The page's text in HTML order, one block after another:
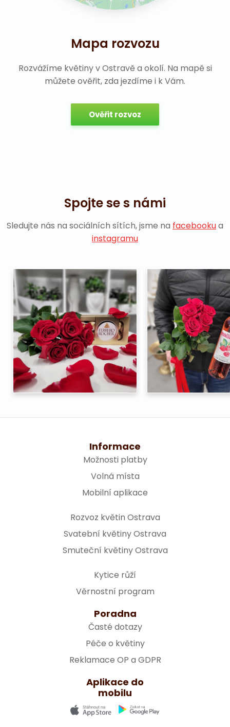
Mapa rozvozu
Rozvážíme květiny v Ostravě a okolí. Na mapě si
můžete ověřit, zda jezdíme i k Vám.
Ověřit rozvoz
Spojte se s námi
Sledujte nás na sociálních sítích, jsme na facebookua
instagramu
Informace
Možnosti platby
Volná místa
Mobilní aplikace
Rozvoz květin Ostrava
Svatební květiny Ostrava
Smuteční květiny Ostrava
Kytice růží
Věrnostní program
Poradna
Časté dotazy
Péče o květiny
Reklamace OP a GDPR
Aplikace do
mobilu